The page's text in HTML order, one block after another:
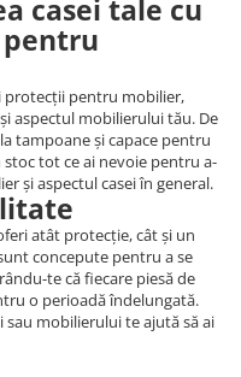
casei tale cu
protecții pentru mobilier,
aspectul mobilierului tău. De
tampoane și capace pentru
tot ce ai nevoie pentru a-
și aspectul casei în general.
atât protecție, cât și un
concepute pentru a se
te că fiecare piesă de
o perioadă îndelungată.
mobilierului te ajută să ai